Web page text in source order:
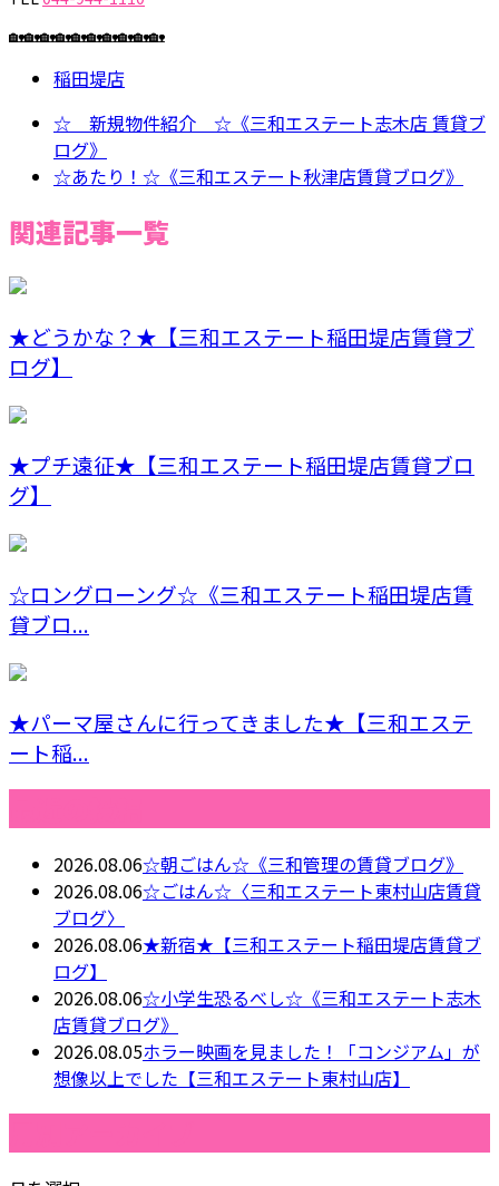
🏡🏡🏡🏡🏡🏡🏡🏡🏡🏡
稲田堤店
☆ 新規物件紹介 ☆《三和エステート志木店 賃貸ブ
ログ》
☆あたり！☆《三和エステート秋津店賃貸ブログ》
関連記事一覧
★どうかな？★【三和エステート稲田堤店賃貸ブ
ログ】
★プチ遠征★【三和エステート稲田堤店賃貸ブロ
グ】
☆ロングローング☆《三和エステート稲田堤店賃
貸ブロ...
★パーマ屋さんに行ってきました★【三和エステ
ート稲...
2026.08.06☆朝ごはん☆《三和管理の賃貸ブログ》
2026.08.06☆ごはん☆〈三和エステート東村山店賃貸
ブログ〉
2026.08.06★新宿★【三和エステート稲田堤店賃貸ブ
ログ】
2026.08.06☆小学生恐るべし☆《三和エステート志木
店賃貸ブログ》
2026.08.05ホラー映画を見ました！「コンジアム」が
想像以上でした【三和エステート東村山店】